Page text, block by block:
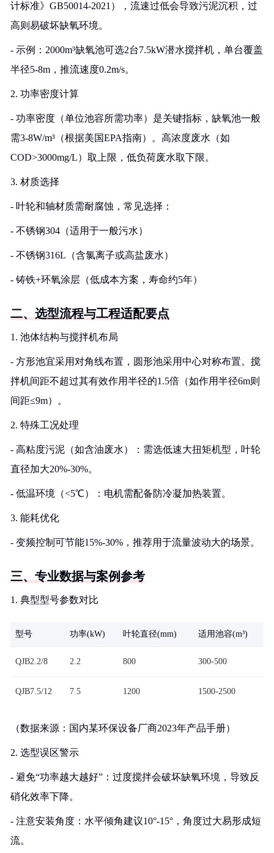
计标准》GB50014-2021），流速过低会导致污泥沉积，过
高则易破坏缺氧环境。
- 示例：2000m³缺氧池可选2台7.5kW潜水搅拌机，单台覆盖
半径5-8m，推流速度0.2m/s。
2. 功率密度计算
- 功率密度（单位池容所需功率）是关键指标，缺氧池一般
需3-8W/m³（根据美国EPA指南）。高浓度废水（如
COD>3000mg/L）取上限，低负荷废水取下限。
3. 材质选择
- 叶轮和轴材质需耐腐蚀，常见选择：
- 不锈钢304（适用于一般污水）
- 不锈钢316L（含氯离子或高盐废水）
- 铸铁+环氧涂层（低成本方案，寿命约5年）
二、选型流程与工程适配要点
1. 池体结构与搅拌机布局
- 方形池宜采用对角线布置，圆形池采用中心对称布置。搅
拌机间距不超过其有效作用半径的1.5倍（如作用半径6m则
间距≤9m）。
2. 特殊工况处理
- 高粘度污泥（如含油废水）：需选低速大扭矩机型，叶轮
直径加大20%-30%。
- 低温环境（<5℃）：电机需配备防冷凝加热装置。
3. 能耗优化
- 变频控制可节能15%-30%，推荐用于流量波动大的场景。
三、专业数据与案例参考
1. 典型型号参数对比
型号 功率(kW) 叶轮直径(mm) 适用池容(m³)
QJB2.2/8 2.2 800 300-500
QJB7.5/12 7.5 1200 1500-2500
（数据来源：国内某环保设备厂商2023年产品手册）
2. 选型误区警示
- 避免“功率越大越好”：过度搅拌会破坏缺氧环境，导致反
硝化效率下降。
- 注意安装角度：水平倾角建议10°-15°，角度过大易形成短
流。